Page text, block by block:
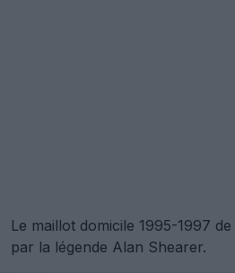
Le maillot domicile 1995-1997
par la légende Alan Shearer.